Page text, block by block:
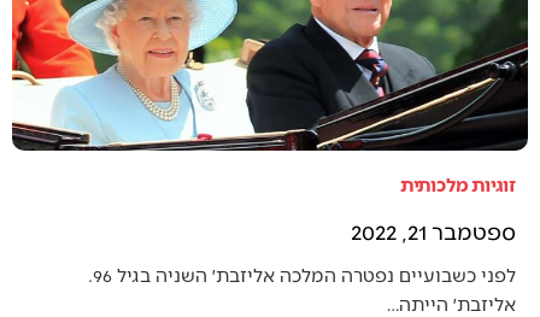
זוגיות מלכותית
ספטמבר 21, 2022
לפני כשבועיים נפטרה המלכה אליזבת׳ השניה בגיל 96.
אליזבת׳ הייתה…